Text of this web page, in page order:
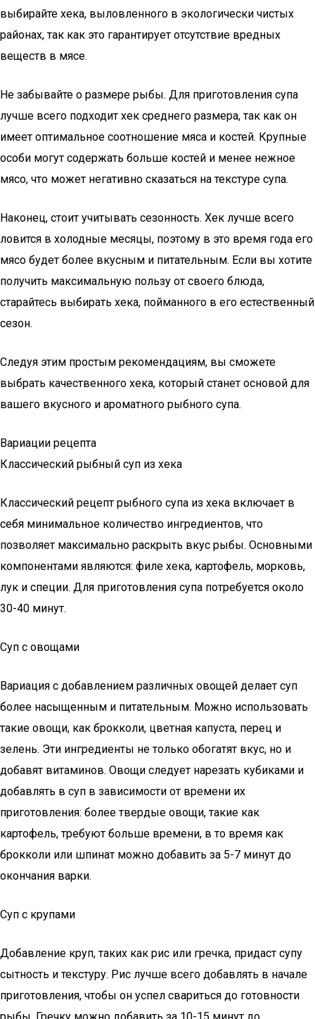
выбирайте хека, выловленного в экологически чистых
районах, так как это гарантирует отсутствие вредных
веществ в мясе.
Не забывайте о размере рыбы. Для приготовления супа
лучше всего подходит хек среднего размера, так как он
имеет оптимальное соотношение мяса и костей. Крупные
особи могут содержать больше костей и менее нежное
мясо, что может негативно сказаться на текстуре супа.
Наконец, стоит учитывать сезонность. Хек лучше всего
ловится в холодные месяцы, поэтому в это время года его
мясо будет более вкусным и питательным. Если вы хотите
получить максимальную пользу от своего блюда,
старайтесь выбирать хека, пойманного в его естественный
сезон.
Следуя этим простым рекомендациям, вы сможете
выбрать качественного хека, который станет основой для
вашего вкусного и ароматного рыбного супа.
Вариации рецепта
Классический рыбный суп из хека
Классический рецепт рыбного супа из хека включает в
себя минимальное количество ингредиентов, что
позволяет максимально раскрыть вкус рыбы. Основными
компонентами являются: филе хека, картофель, морковь,
лук и специи. Для приготовления супа потребуется около
30-40 минут.
Суп с овощами
Вариация с добавлением различных овощей делает суп
более насыщенным и питательным. Можно использовать
такие овощи, как брокколи, цветная капуста, перец и
зелень. Эти ингредиенты не только обогатят вкус, но и
добавят витаминов. Овощи следует нарезать кубиками и
добавлять в суп в зависимости от времени их
приготовления: более твердые овощи, такие как
картофель, требуют больше времени, в то время как
брокколи или шпинат можно добавить за 5-7 минут до
окончания варки.
Суп с крупами
Добавление круп, таких как рис или гречка, придаст супу
сытность и текстуру. Рис лучше всего добавлять в начале
приготовления, чтобы он успел свариться до готовности